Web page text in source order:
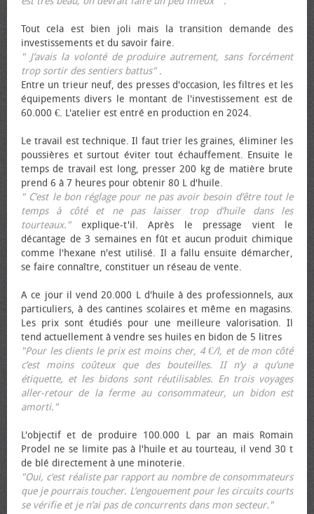
Tout cela est bien joli mais la transition demande des
investissements et du savoir faire.
" J’avais la volonté de produire autrement, sans forcément
trop sortir des sentiers battus".
Entre un trieur neuf, des presses d'occasion, les filtres et les
équipements divers le montant de l'investissement est de
60.000 €. L'atelier est entré en production en 2024.
Le travail est technique. Il faut trier les graines, éliminer les
poussières et surtout éviter tout échauffement. Ensuite le
temps de travail est long, presser 200 kg de matière brute
prend 6 à 7 heures pour obtenir 80 L d'huile.
" C’est le bon réglage pour ne pas avoir besoin d’être tout le
temps à côté et ne pas laisser trop d’huile dans les
tourteaux."explique-t'il. Après le pressage vient le
décantage de 3 semaines en fût et aucun produit chimique
comme l'hexane n'est utilisé. Il a fallu ensuite démarcher,
se faire connaître, constituer un réseau de vente.
A ce jour il vend 20.000 L d'huile à des professionnels, aux
particuliers, à des cantines scolaires et même en magasins.
Les prix sont étudiés pour une meilleure valorisation. Il
tend actuellement à vendre ses huiles en bidon de 5 litres
"Pour les clients le prix est moins cher, 4 €/l, et de mon côté
c’est moins coûteux que des bouteilles. II n’y a qu’une
étiquette, et les bidons sont réutilisables. En trois voyages
aller-retour de la ferme au consommateur, un bidon est
amorti."
L'objectif et de produire 100.000 L par an mais Romain
Prodel ne se limite pas à l'huile et au tourteau, il vend 30 t
de blé directement à une minoterie.
"Oui, c’est réaliste par rapport au nombre de consommateurs
que je pourrais toucher. L’engouement pour les circuits courts
se vérifie et je n’ai pas de concurrents dans mon secteur."